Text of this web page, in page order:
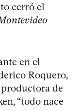
cerró el
en el
Roquero,
de
“todo nace